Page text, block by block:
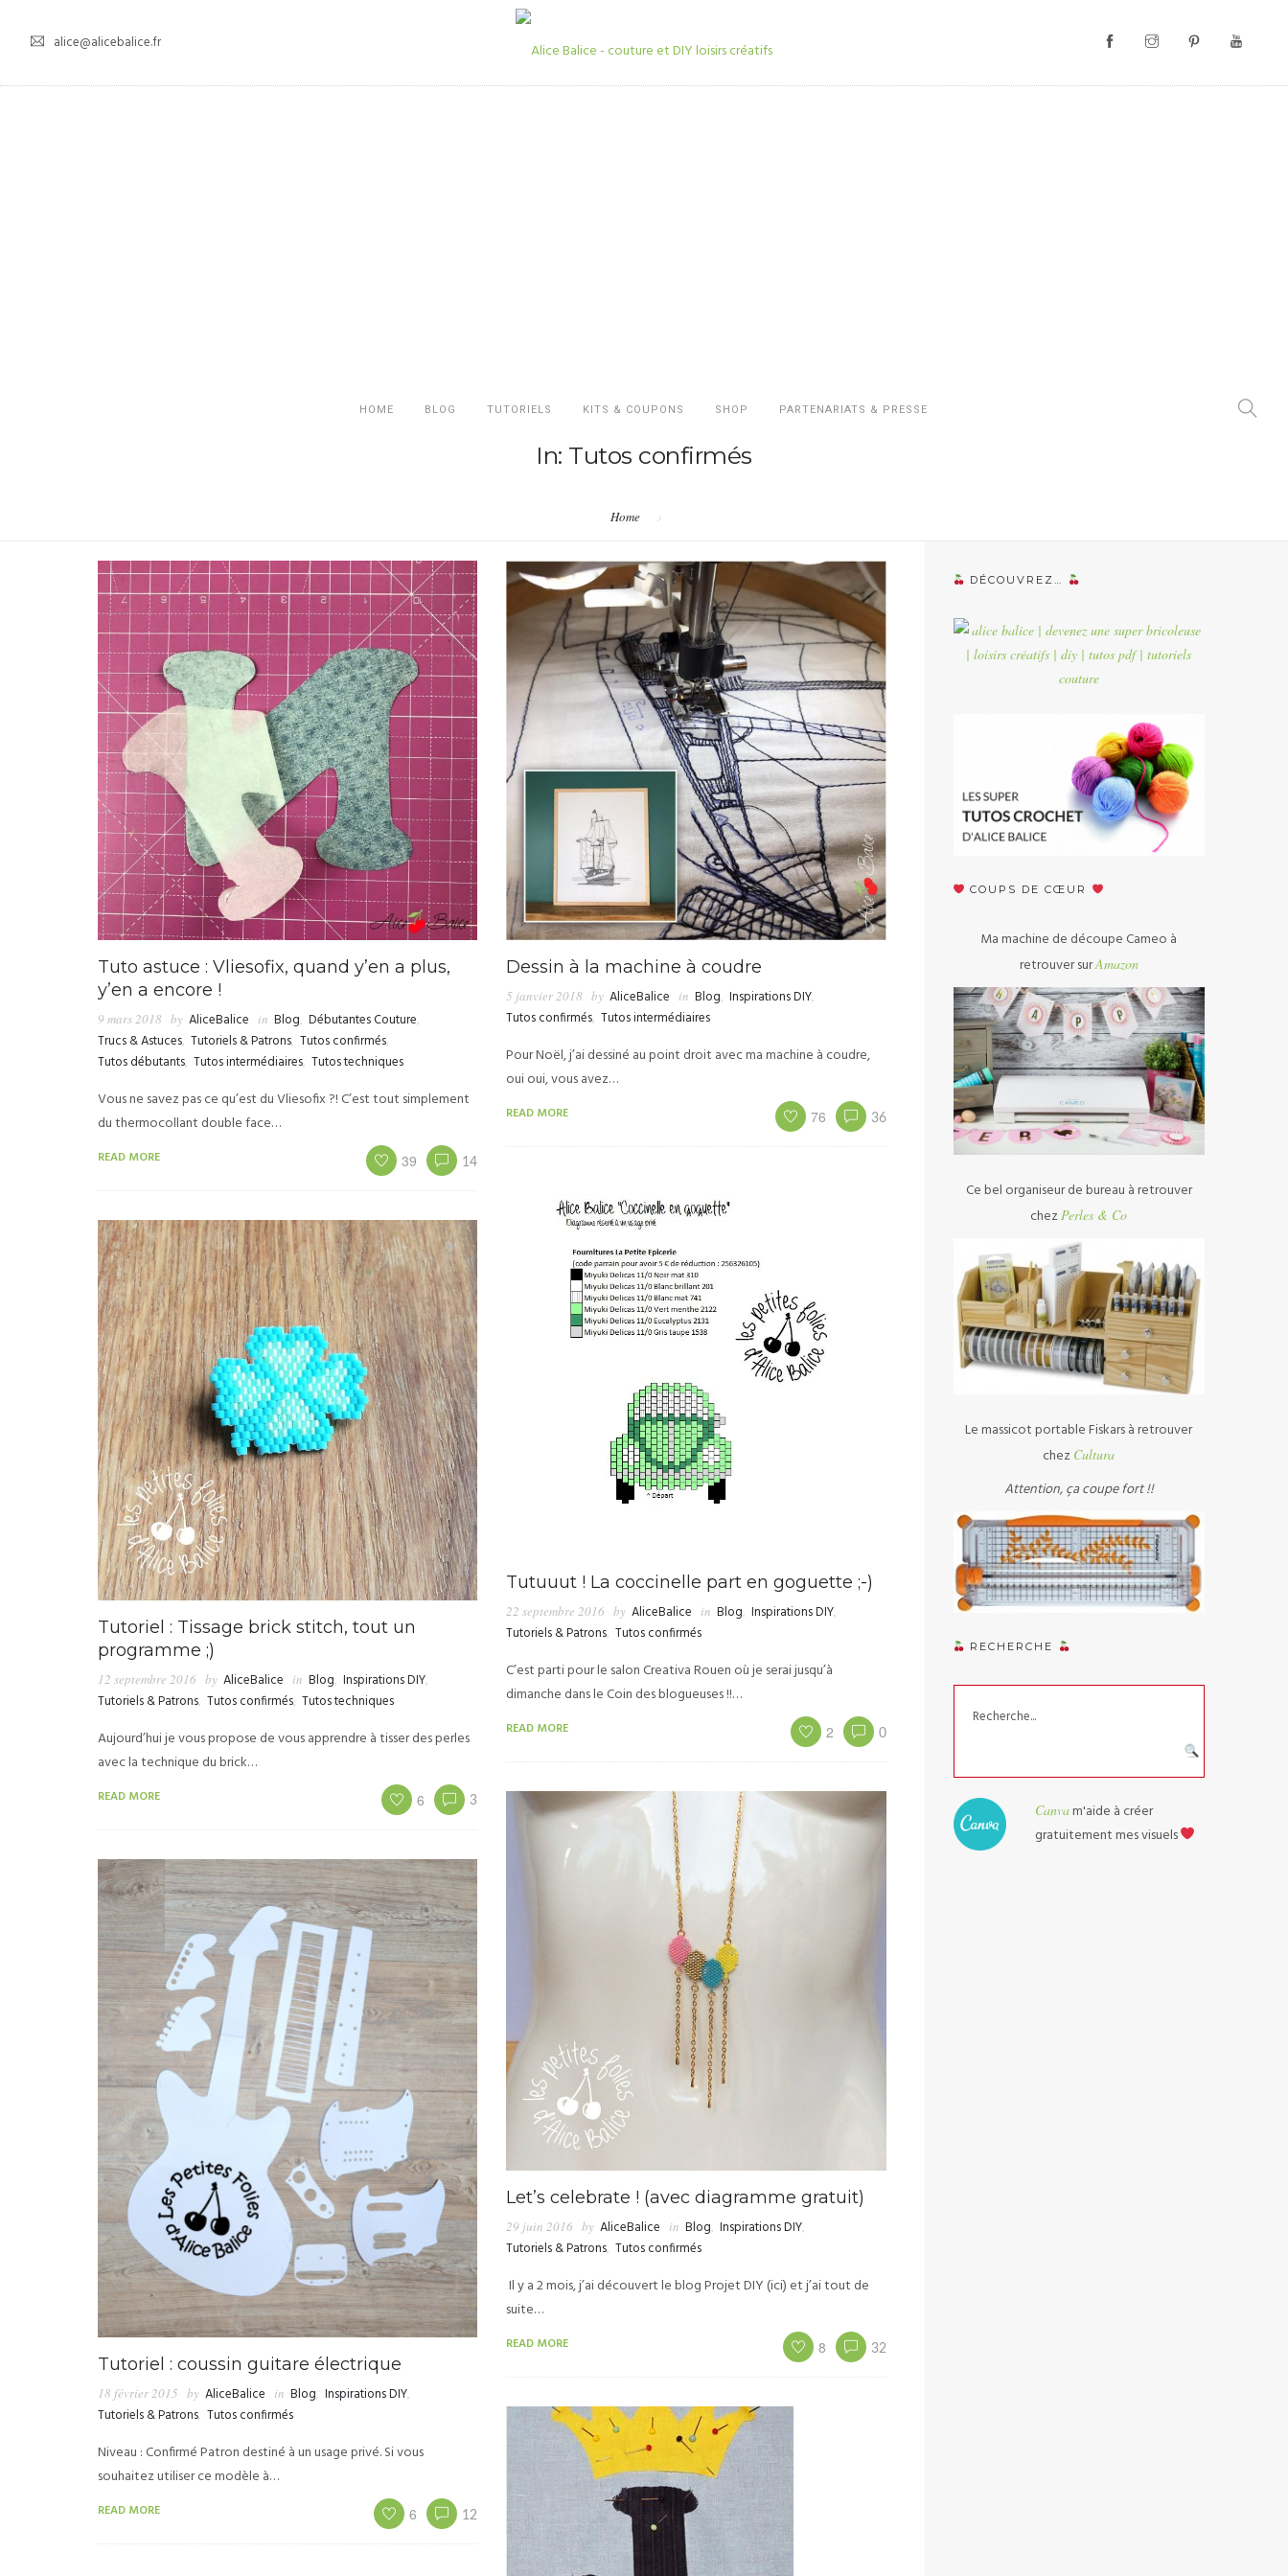
alice@alicebalice.fr
HOME BLOG TUTORIELS KITS & COUPONS SHOP PARTENARIATS & PRESSE
In: Tutos confirmés
Home
Tuto astuce : Vliesofix, quand y’en a plus,
y’en a encore !
9 mars 2018 by AliceBalice in Blog, Débutantes Couture,
Trucs & Astuces, Tutoriels & Patrons, Tutos confirmés,
Tutos débutants, Tutos intermédiaires, Tutos techniques
Vous ne savez pas ce qu’est du Vliesofix ?! C’est tout simplement
du thermocollant double face…
READ MORE 39 14
Dessin à la machine à coudre
5 janvier 2018 by AliceBalice in Blog, Inspirations DIY,
Tutos confirmés, Tutos intermédiaires
Pour Noël, j’ai dessiné au point droit avec ma machine à coudre,
oui oui, vous avez…
READ MORE 76 36
Tutuuut ! La coccinelle part en goguette ;-)
22 septembre 2016 by AliceBalice in Blog, Inspirations DIY,
Tutoriels & Patrons, Tutos confirmés
C’est parti pour le salon Creativa Rouen où je serai jusqu’à
dimanche dans le Coin des blogueuses !!…
READ MORE 2 0
Tutoriel : Tissage brick stitch, tout un
programme ;)
12 septembre 2016 by AliceBalice in Blog Inspirations DIY
Tutoriels & Patrons Tutos confirmés Tutos techniques
Aujourd’hui je vous propose de vous apprendre à tisser des perles
avec la technique du brick…
READ MORE 6 3
Let’s celebrate ! (avec diagramme gratuit)
29 juin 2016 by AliceBalice in Blog, Inspirations DIY,
Tutoriels & Patrons, Tutos confirmés
Il y a 2 mois, j’ai découvert le blog Projet DIY (ici) et j’ai tout de
suite…
READ MORE 8 32
Tutoriel : coussin guitare électrique
18 février 2015 by AliceBalice in Blog Inspirations DIY
Tutoriels & Patrons Tutos confirmés
Niveau : Confirmé Patron destiné à un usage privé. Si vous
souhaitez utiliser ce modèle à…
READ MORE 6 12
DÉCOUVREZ…
COUPS DE CŒUR
Ma machine de découpe Cameo à
retrouver surAmazon
Ce bel organiseur de bureau à retrouver
chezPerles & Co
Le massicot portable Fiskars à retrouver
chez Cultura
Attention, ça coupe fort !!
RECHERCHE
Canvam'aide à créer
gratuitement mes visuels